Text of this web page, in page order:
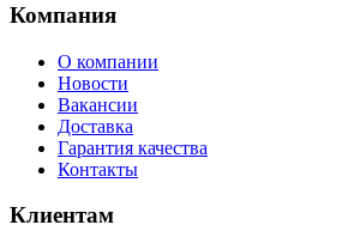
Компания
О компании
Новости
Вакансии
Доставка
Гарантия качества
Контакты
Клиентам